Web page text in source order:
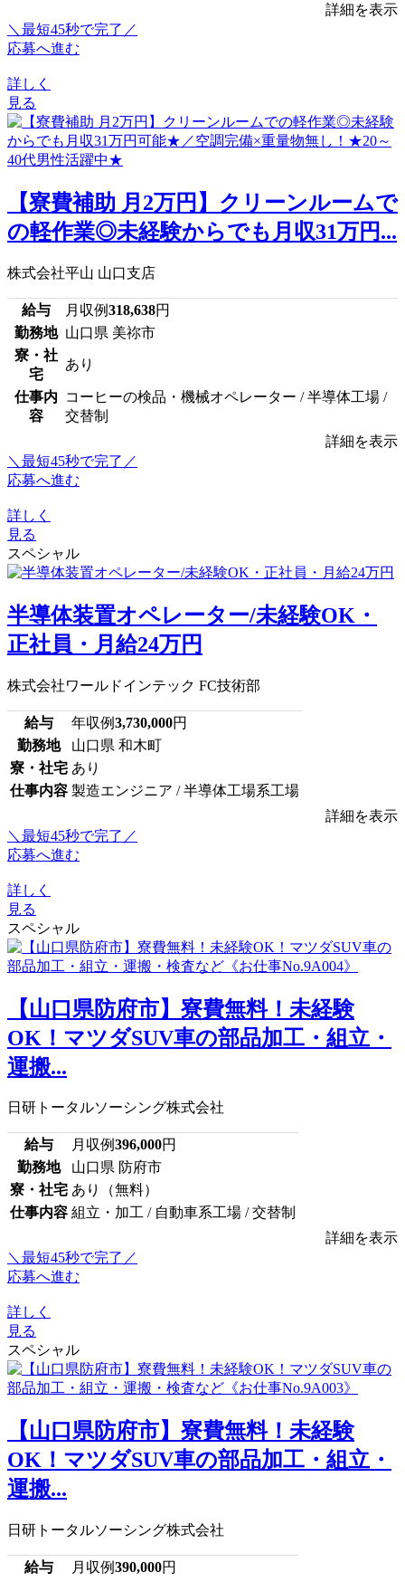
詳細を表示
＼最短45秒で完了／
応募へ進む
詳しく
見る
【寮費補助 月2万円】クリーンルームで
の軽作業◎未経験からでも月収31万円...
株式会社平山 山口支店
給与 月収例318,638円
勤務地 山口県 美祢市
寮・社
宅
あり
仕事内
容
コーヒーの検品・機械オペレーター / 半導体工場 /
交替制
詳細を表示
＼最短45秒で完了／
応募へ進む
詳しく
見る
スペシャル
半導体装置オペレーター/未経験OK・
正社員・月給24万円
株式会社ワールドインテック FC技術部
給与 年収例3,730,000円
勤務地
山口県 和木町
寮・社宅 あり
仕事内容 製造エンジニア / 半導体工場系工場
詳細を表示
＼最短45秒で完了／
応募へ進む
詳しく
見る
スペシャル
【山口県防府市】寮費無料！未経験
OK！マツダSUV車の部品加工・組立・
運搬...
日研トータルソーシング株式会社
給与 月収例396,000円
勤務地
山口県 防府市
寮・社宅 あり（無料）
仕事内容 組立・加工 / 自動車系工場 / 交替制
詳細を表示
＼最短45秒で完了／
応募へ進む
詳しく
見る
スペシャル
【山口県防府市】寮費無料！未経験
OK！マツダSUV車の部品加工・組立・
運搬...
日研トータルソーシング株式会社
給与 月収例390,000円